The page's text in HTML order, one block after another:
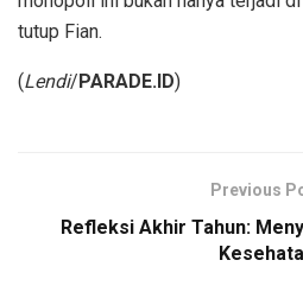
tutup Fian.
(Lendi/ PARADE.ID)
Previous
Refleksi Akhir Tahun: